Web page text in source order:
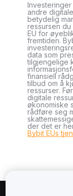
andre
betydelig
ressursen
EU for
fremtiden.
data som
tilgjengelige
finansiell
tilbud om å
ressurser.
digitale
økonomiske
rådføre seg
der det er
Bybit EUs